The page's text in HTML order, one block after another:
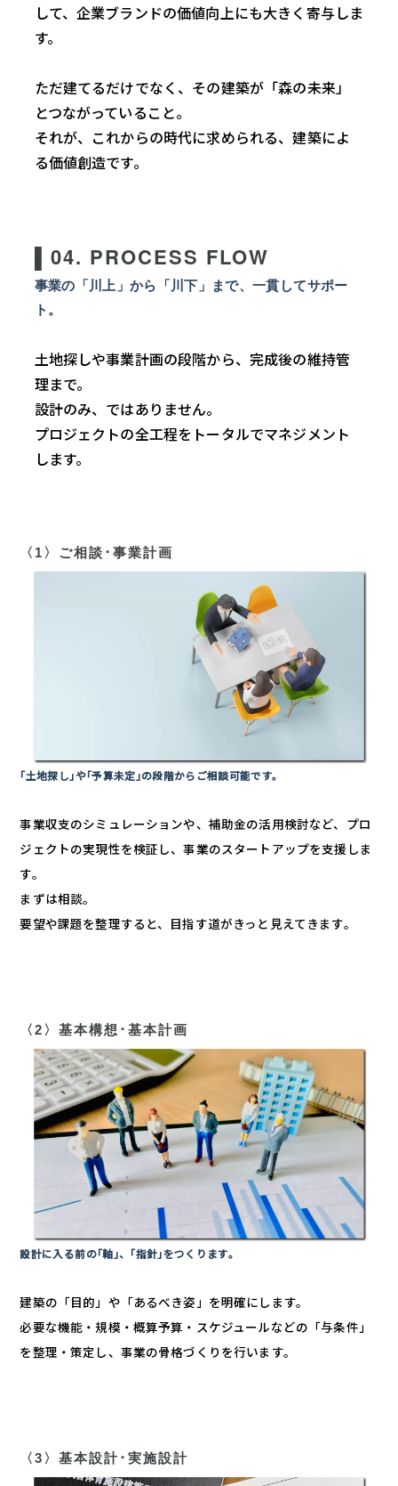
して、企業ブランドの価値向上にも大きく寄与しま
す。
ただ建てるだけでなく、その建築が「森の未来」
とつながっていること。
それが、これからの時代に求められる、建築によ
る価値創造です。
▌04. PROCESS FLOW
事業の「川上」から「川下」まで、一貫してサポー
ト。
土地探しや事業計画の段階から、完成後の維持管
理まで。
設計のみ、ではありません。
プロジェクトの全工程をトータルでマネジメント
します。
〈1〉ご相談･事業計画
｢土地探し｣や｢予算未定｣の段階からご相談可能です。
事業収支のシミュレーションや、補助金の活用検討など、プロ
ジェクトの実現性を検証し、事業のスタートアップを支援しま
す。
まずは相談。
要望や課題を整理すると、目指す道がきっと見えてきます。
〈2〉基本構想･基本計画
設計に入る前の｢軸｣、｢指針｣をつくります。
建築の「目的」や「あるべき姿」を明確にします。
必要な機能・規模・概算予算・スケジュールなどの「与条件」
を整理・策定し、事業の骨格づくりを行います。
〈3〉基本設計･実施設計